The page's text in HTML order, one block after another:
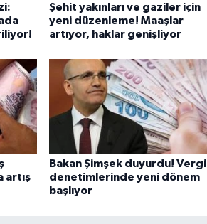
Şehit yakınları ve gaziler için
yeni düzenleme! Maaşlar
artıyor, haklar genişliyor
artış
Bakan Şimşek duyurdu! Vergi
denetimlerinde yeni dönem
başlıyor